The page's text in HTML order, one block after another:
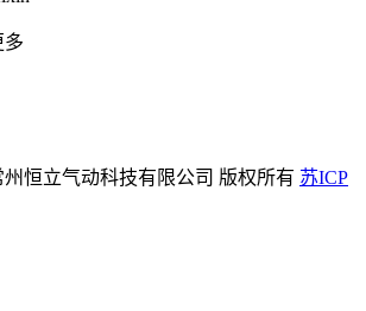
多
州恒立气动科技有限公司 版权所有 苏ICP